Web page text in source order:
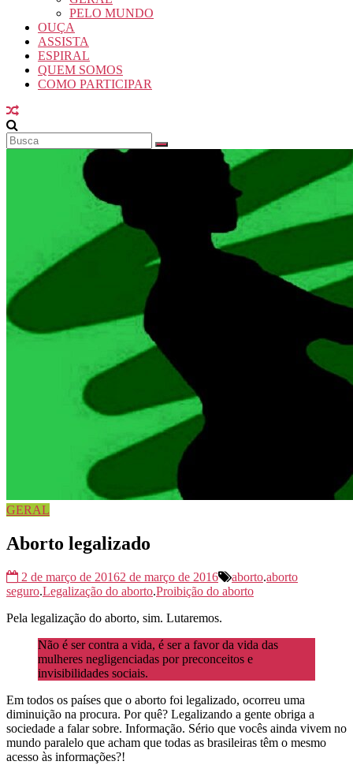
PELO MUNDO
OUÇA
ASSISTA
ESPIRAL
QUEM SOMOS
COMO PARTICIPAR
GERAL
Aborto legalizado
2 de março de 20162 de março de 2016 aborto.aborto
seguro.Legalização do aborto.Proibição do aborto
Pela legalização do aborto, sim. Lutaremos.
Não é ser contra a vida, é ser a favor da vida das
mulheres negligenciadas por preconceitos e
invisibilidades sociais.
Em todos os países que o aborto foi legalizado, ocorreu uma
diminuição na procura. Por quê? Legalizando a gente obriga a
sociedade a falar sobre. Informação. Sério que vocês ainda vivem no
mundo paralelo que acham que todas as brasileiras têm o mesmo
acesso às informações?!